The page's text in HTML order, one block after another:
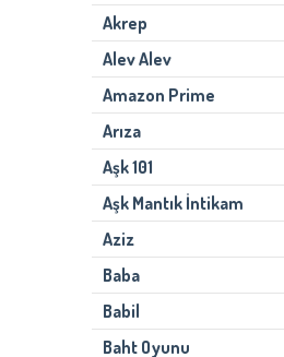
Akrep
Alev Alev
Amazon Prime
Arıza
Aşk 101
Aşk Mantık İntikam
Aziz
Baba
Babil
Baht Oyunu